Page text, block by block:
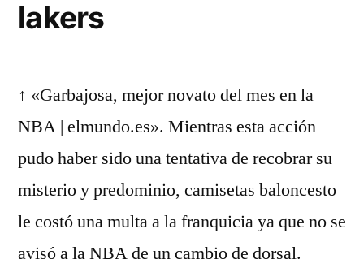
lakers
↑ «Garbajosa, mejor novato del mes en la
NBA | elmundo.es». Mientras esta acción
pudo haber sido una tentativa de recobrar su
misterio y predominio, camisetas baloncesto
le costó una multa a la franquicia ya que no se
avisó a la NBA de un cambio de dorsal.